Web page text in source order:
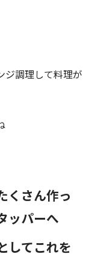
ジ調理して料理が
くさん作っ
ッパーへ
してこれを